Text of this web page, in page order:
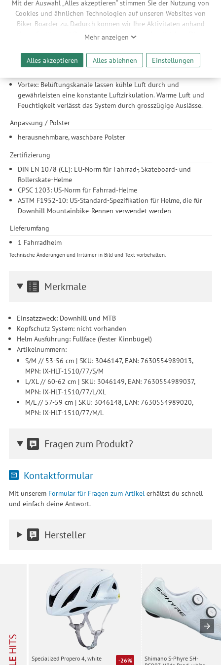
Mit der Auswahl „Alles akzeptieren“ stimmen Sie der Nutzung von
Cookies und ähnlichen Technologien auf unseren Websites von
Biker-Boarder zu. Dadurch können wir Ihre Aktivitäten anhand
Ihrer Geräte- und Browsereinstellungen nachvollziehen. Dies
Werbeanzeigen für Sie bereitzustellen sowie Funktionalitäten
unserer Website sicherzustellen und stetig zu verbessern. Dabei
werden Ihre Daten auch an Drittanbieter und Werbepartner
weitergegeben. Die Verarbeitung erfolgt ausschließlich zum
Zwecke der Einbindung von Streaming-Inhalten und der
Durchführung von statistischer Analyse, Reichweitenmessungen,
Informationen zu den einzelnen Funktionen, den Drittanbietern
und der Speicherdauer finden Sie unter Einstellungen. Diese
erforderlich und gilt, bis sie widerrufen wird. Sie können Ihre
Einwilligung unter Einstellungen lediglich für bestimmte
Drittanbieter erteilen und jederzeit für die Zukunft widerrufen.
Mehr anzeigen
Alles akzeptieren Alles ablehnen Einstellungen
strukturelle Festigkeit, ohne unnötiges Volumen
hinzuzufügen.
geformt und positioniert, um Kopfverletzungen zu
minimieren.
Belüftung
Vortex: Belüftungskanäle lassen kühle Luft durch und
gewährleisten eine konstante Luftzirkulation. Warme Luft und
Feuchtigkeit verlässt das System durch grosszügige Auslässe.
Anpassung / Polster
herausnehmbare, waschbare Polster
Zertifizierung
DIN EN 1078 (CE): EU-Norm für Fahrrad-, Skateboard- und
Rollerskate-Helme
CPSC 1203: US-Norm für Fahrrad-Helme
ASTM F1952-10: US-Standard-Spezifikation für Helme, die für
Downhill Mountainbike-Rennen verwendet werden
Lieferumfang
1 Fahrradhelm
Technische Änderungen und Irrtümer in Bild und Text vorbehalten.
Merkmale
Einsatzzweck: Downhill und MTB
Kopfschutz System: nicht vorhanden
Helm Ausführung: Fullface (fester Kinnbügel)
Artikelnummern:
S/M // 53-56 cm | SKU: 3046147, EAN: 7630554989013,
MPN: IX-HLT-1510/77/S/M
L/XL // 60-62 cm | SKU: 3046149, EAN: 7630554989037,
MPN: IX-HLT-1510/77/L/XL
M/L // 57-59 cm | SKU: 3046148, EAN: 7630554989020,
MPN: IX-HLT-1510/77/M/L
Fragen zum Produkt?
Kontaktformular
Mit unserem Formular für Fragen zum Artikelerhältst du schnell
und einfach deine Antwort.
Hersteller
HITS
Specialized Propero 4, white
-26%
Shimano S-Phyre SH-